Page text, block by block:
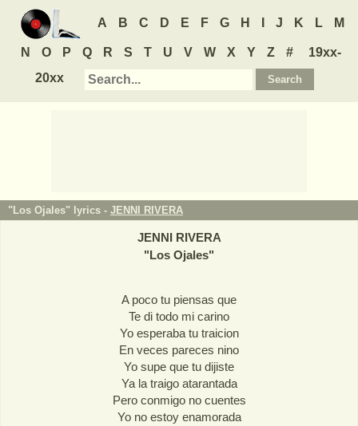
A B C D E F G H J K L M
N O P Q R S T U V W X Y Z #
19xx-
20xx
"Los Ojales" lyrics - JENNI RIVERA
JENNI RIVERA
"Los Ojales"
A poco tu piensas que
Te di todo mi carino
Yo esperaba tu traicion
En veces pareces nino
Yo supe que tu dijiste
Ya la traigo atarantada
Pero conmigo no cuentes
Yo no estoy enamorada